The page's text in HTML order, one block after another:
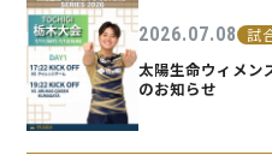
2026.07.08 試
太陽生命ウィメン
のお知らせ